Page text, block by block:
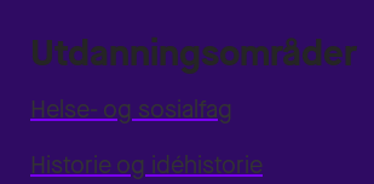
Utdanningsområder
Helse- og sosialfag
Historie og idéhistorie